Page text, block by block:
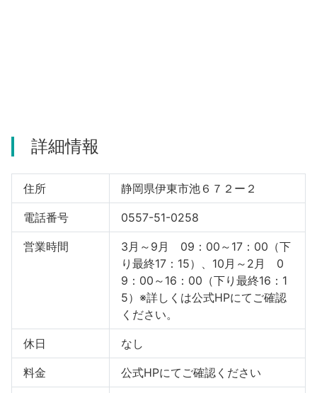
詳細情報
住所 静岡県伊東市池６７２ー２
電話番号 0557-51-0258
営業時間
3月～9月 09：00～17：00（下
り最終17：15）、10月～2月 0
9：00～16：00（下り最終16：1
5）※詳しくは公式HPにてご確認
ください。
休日 なし
料金 公式HPにてご確認ください